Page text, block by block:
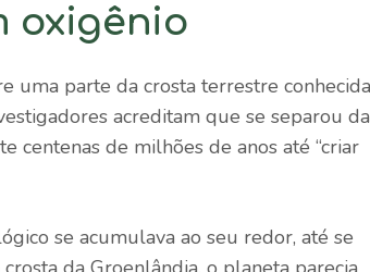
oxigênio
uma parte da crosta terrestre conhecida
acreditam que se separou da
centenas de milhões de anos até “criar
se acumulava ao seu redor, até se